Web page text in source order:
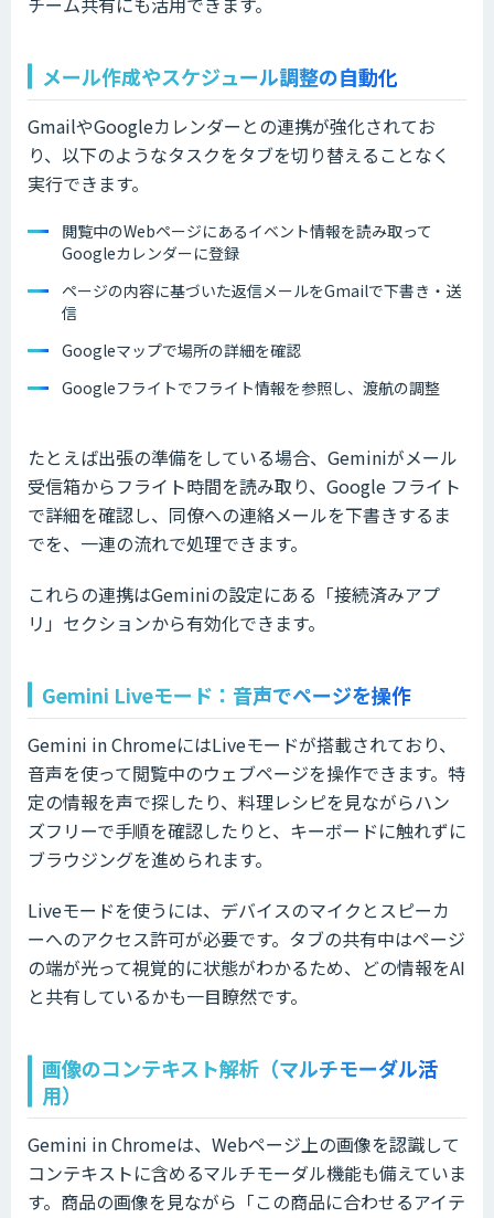
メール作成やスケジュール調整の自動化
GmailやGoogleカレンダーとの連携が強化されてお
り、以下のようなタスクをタブを切り替えることなく
実行できます。
閲覧中のWebページにあるイベント情報を読み取って
Googleカレンダーに登録
ページの内容に基づいた返信メールをGmailで下書き・送
信
Googleマップで場所の詳細を確認
Googleフライトでフライト情報を参照し、渡航の調整
たとえば出張の準備をしている場合、Geminiがメール
受信箱からフライト時間を読み取り、Google フライト
で詳細を確認し、同僚への連絡メールを下書きするま
でを、一連の流れで処理できます。
これらの連携はGeminiの設定にある「接続済みアプ
リ」セクションから有効化できます。
Gemini Liveモード：音声でページを操作
Gemini in ChromeにはLiveモードが搭載されており、
音声を使って閲覧中のウェブページを操作できます。特
定の情報を声で探したり、料理レシピを見ながらハン
ズフリーで手順を確認したりと、キーボードに触れずに
ブラウジングを進められます。
Liveモードを使うには、デバイスのマイクとスピーカ
ーへのアクセス許可が必要です。タブの共有中はページ
の端が光って視覚的に状態がわかるため、どの情報をAI
と共有しているかも一目瞭然です。
画像のコンテキスト解析（マルチモーダル活
用）
Gemini in Chromeは、Webページ上の画像を認識して
コンテキストに含めるマルチモーダル機能も備えていま
す。商品の画像を見ながら「この商品に合わせるアイテ